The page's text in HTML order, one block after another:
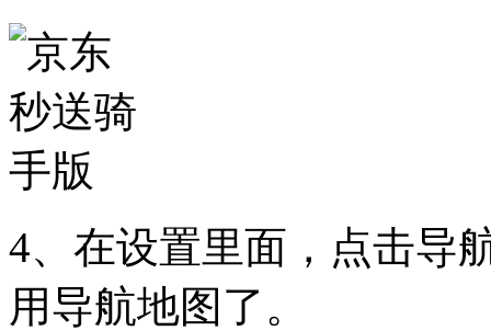
4、在设置里面，点击导
用导航地图了。